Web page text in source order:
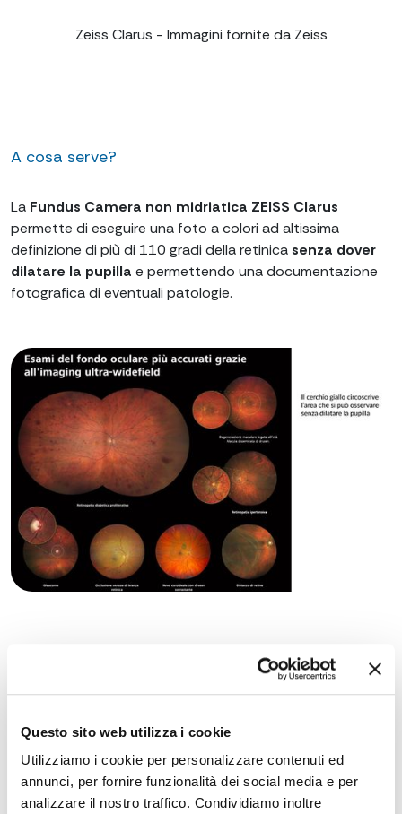
Questo sito web utilizza i cookie
Utilizziamo i cookie per personalizzare contenuti ed
annunci, per fornire funzionalità dei social media e per
analizzare il nostro traffico. Condividiamo inoltre
Zeiss Clarus - Immagini fornite da Zeiss
A cosa serve?
La Fundus Camera non midriatica ZEISS Clarus
permette di eseguire una foto a colori ad altissima
definizione di più di 110 gradi della retinica senza dover
dilatare la pupilla e permettendo una documentazione
fotografica di eventuali patologie.
Come funziona Fundus Camera non midriatica
Questo sofisticato strumento riesce a eseguire la foto
del fundus oculare con una flash di luce in una frazione di
secondo, senza aver la necessità di dilatare la pupilla.